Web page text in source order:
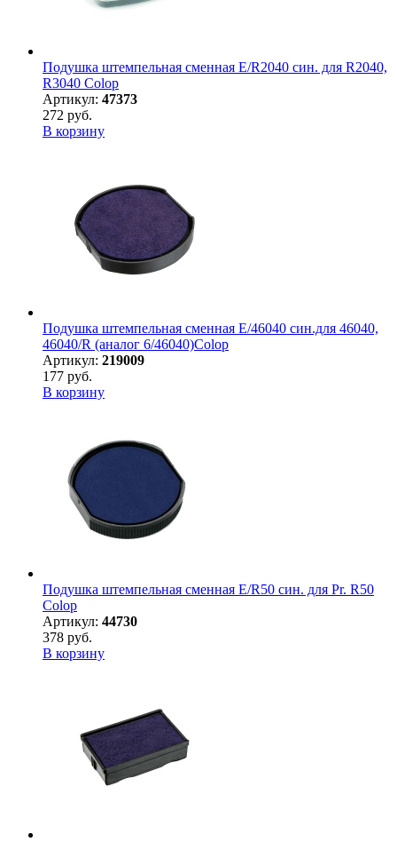
Подушка штемпельная сменная E/R2040 син. для R2040,
R3040 Colop
Артикул: 47373
272 руб.
В корзину
Подушка штемпельная сменная E/46040 син.для 46040,
46040/R (аналог 6/46040)Colop
Артикул: 219009
177 руб.
В корзину
Подушка штемпельная сменная E/R50 син. для Pr. R50
Colop
Артикул: 44730
378 руб.
В корзину